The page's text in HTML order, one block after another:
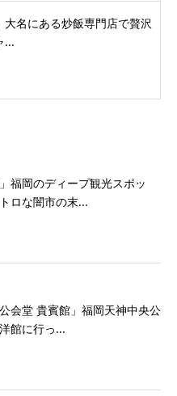
大名にある炒飯専門店で贅沢
...
福岡のディープ観光スポッ
ロな闇市の末...
公会堂 貴賓館」福岡天神中央公
館に行っ...